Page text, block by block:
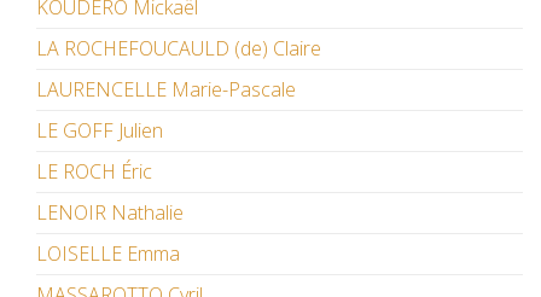
KOUDERO Mickaël
LA ROCHEFOUCAULD (de) Claire
LAURENCELLE Marie-Pascale
LE GOFF Julien
LE ROCH Éric
LENOIR Nathalie
LOISELLE Emma